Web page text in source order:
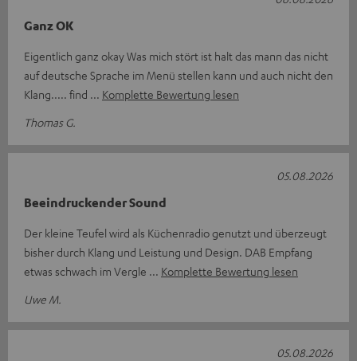
Ganz OK
Eigentlich ganz okay Was mich stört ist halt das mann das nicht
auf deutsche Sprache im Menü stellen kann und auch nicht den
Klang..... find
Komplette Bewertung lesen
Thomas G.
Beeindruckender Sound
Der kleine Teufel wird als Küchenradio genutzt und überzeugt
bisher durch Klang und Leistung und Design. DAB Empfang
etwas schwach im Vergle
Komplette Bewertung lesen
Uwe M.
05.08.2026
05.08.2026